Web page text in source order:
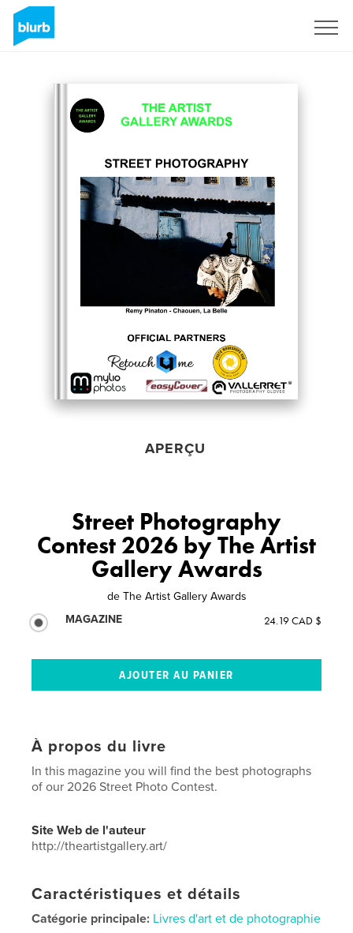
APERÇU
Street Photography
Contest 2026 by The Artist
Gallery Awards
de The Artist Gallery Awards
MAGAZINE
24.19 CAD $
À propos du livre
In this magazine you will find the best photographs
of our 2026 Street Photo Contest.
Site Web de l'auteur
http://theartistgallery.art/
Caractéristiques et détails
Catégorie principale: Livres d'art et de photographie